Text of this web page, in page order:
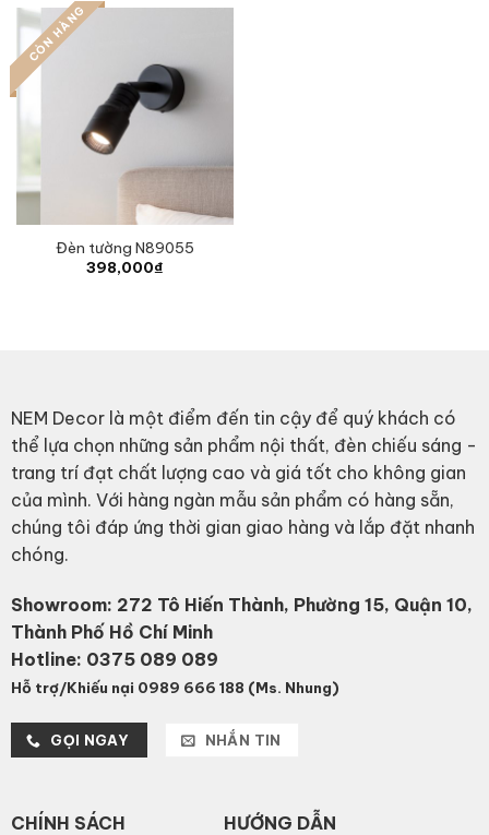
CÒN HÀNG
Đèn tường N89055
398,000₫
NEM Decor là một điểm đến tin cậy để quý khách có
thể lựa chọn những sản phẩm nội thất, đèn chiếu sáng -
trang trí đạt chất lượng cao và giá tốt cho không gian
của mình. Với hàng ngàn mẫu sản phẩm có hàng sẵn,
chúng tôi đáp ứng thời gian giao hàng và lắp đặt nhanh
chóng.
Showroom: 272 Tô Hiến Thành, Phường 15, Quận 10,
Thành Phố Hồ Chí Minh
Hotline: 0375 089 089
Hỗ trợ/Khiếu nại 0989 666 188 (Ms. Nhung)
GỌI NGAY NHẮN TIN
CHÍNH SÁCH HƯỚNG DẪN